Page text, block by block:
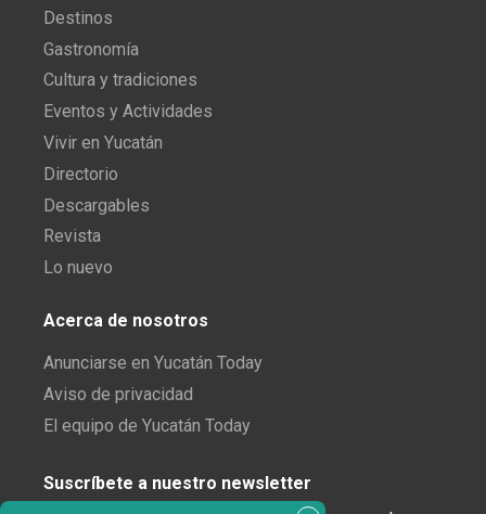
Destinos
Gastronomía
Cultura y tradiciones
Eventos y Actividades
Vivir en Yucatán
Directorio
Descargables
Revista
Lo nuevo
Acerca de nosotros
Anunciarse en Yucatán Today
Aviso de privacidad
El equipo de Yucatán Today
Suscríbete a nuestro newsletter